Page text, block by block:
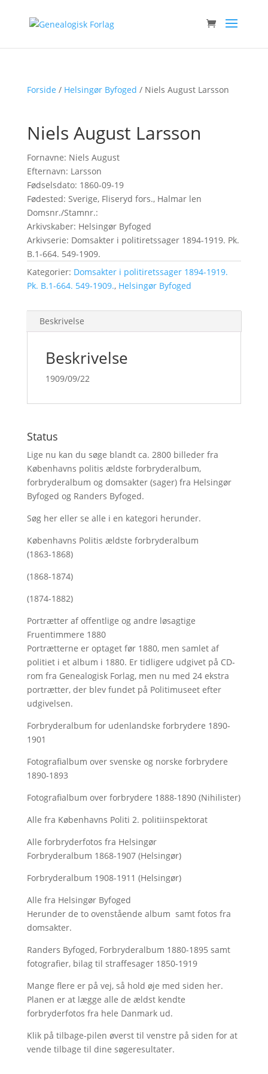
Forside / Helsingør Byfoged / Niels August Larsson
Niels August Larsson
Fornavne: Niels August
Efternavn: Larsson
Fødselsdato: 1860-09-19
Fødested: Sverige, Fliseryd fors., Halmar len
Domsnr./Stamnr.:
Arkivskaber: Helsingør Byfoged
Arkivserie: Domsakter i politiretssager 1894-1919. Pk.
B.1-664. 549-1909.
Kategorier: Domsakter i politiretssager 1894-1919.
Pk. B.1-664. 549-1909., Helsingør Byfoged
Beskrivelse
Beskrivelse
1909/09/22
Status
Lige nu kan du søge blandt ca. 2800 billeder fra
Københavns politis ældste forbryderalbum,
forbryderalbum og domsakter (sager) fra Helsingør
Byfoged og Randers Byfoged.
Søg hereller se alle i en kategori herunder.
Københavns Politis ældste forbryderalbum
(1863-1868)
(1868-1874)
(1874-1882)
Portrætter af offentlige og andre løsagtige
Fruentimmere 1880
Portrætterne er optaget før 1880, men samlet af
politiet i et album i 1880. Er tidligere udgivet på CD-
rom fra Genealogisk Forlag, men nu med 24 ekstra
portrætter, der blev fundet på Politimuseet efter
udgivelsen.
Forbryderalbum for udenlandske forbrydere 1890-
1901
Fotografialbum over svenske og norske forbrydere
1890-1893
Fotografialbum over forbrydere 1888-1890 (Nihilister)
Alle fra Københavns Politi 2. politiinspektorat
Alle forbryderfotos fra Helsingør
Forbryderalbum 1868-1907 (Helsingør)
Forbryderalbum 1908-1911 (Helsingør)
Alle fra Helsingør Byfoged
Herunder de to ovenstående album samt fotos fra
domsakter.
Randers Byfoged, Forbryderalbum 1880-1895 samt
fotografier, bilag til straffesager 1850-1919
Mange flere er på vej, så hold øje med siden her.
Planen er at lægge alle de ældst kendte
forbryderfotos fra hele Danmark ud.
Klik på tilbage-pilen øverst til venstre på siden for at
vende tilbage til dine søgeresultater.